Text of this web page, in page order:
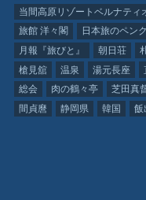
当間高原リゾートベルナティ
旅館 洋々閣
日本旅のペン
月報『旅びと』
朝日荘
槍見舘
温泉 湯元長座
総会
肉の鶴々亭 芝田真
間貞麿
静岡県 韓国 飯